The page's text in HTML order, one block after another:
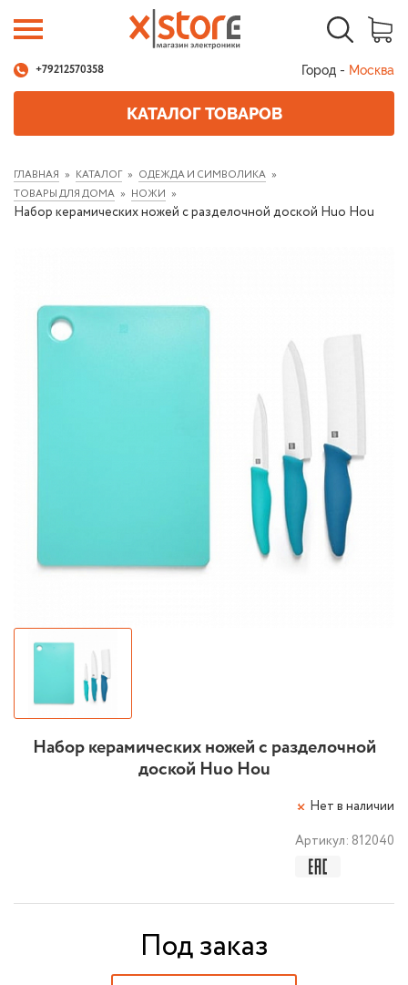
+79212570358 Город - Москва
КАТАЛОГ ТОВАРОВ
ГЛАВНАЯ КАТАЛОГ
ОДЕЖДА И СИМВОЛИКА
ТОВАРЫ ДЛЯ ДОМА
НОЖИ
Набор керамических ножей с разделочной доской Huo Hou
Набор керамических ножей с разделочной
доской Huo Hou
Нет в наличии
Артикул: 812040
Под заказ